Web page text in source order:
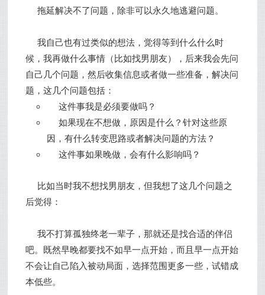
拖延解决不了问题，除非可以永久地逃避问题。
我自己也有过类似的想法，觉得等到什么什么时
候，我再做什么事情（比如找男朋友），后来我会先问
自己几个问题，然后收集信息或者做一些准备，解决问
题，这几个问题包括：
这件事我是必须要做吗？
如果现在不想做，原因是什么？针对这些原
因，有什么转变思路或者解决问题的方法？
这件事如果晚做，会有什么影响吗？
比如当时我不想找男朋友，但我想了这几个问题之
后觉得：
我不打算孤独终老一辈子，那就还是找合适的伴侣
吧。既然早晚都要找不如早一点开始，而且早一点开始
不会让自己陷入被动局面，选择范围更多一些，试错成
本低些。